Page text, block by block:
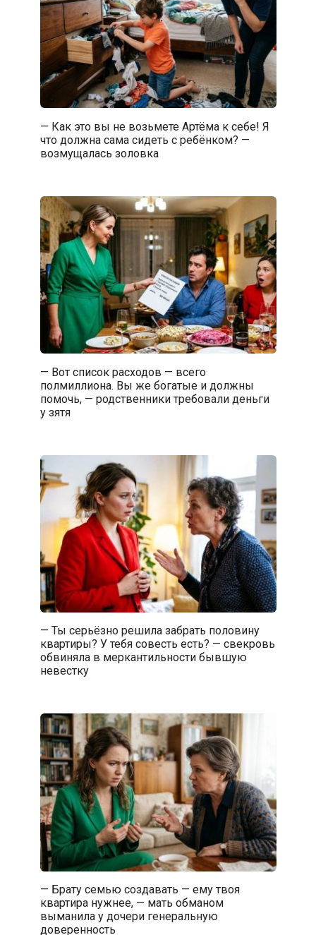
— Как это вы не возьмете Артёма к себе! Я
что должна сама сидеть с ребёнком? —
возмущалась золовка
— Вот список расходов — всего
полмиллиона. Вы же богатые и должны
помочь, — родственники требовали деньги
у зятя
— Ты серьёзно решила забрать половину
квартиры? У тебя совесть есть? — свекровь
обвиняла в меркантильности бывшую
невестку
— Брату семью создавать — ему твоя
квартира нужнее, — мать обманом
выманила у дочери генеральную
доверенность